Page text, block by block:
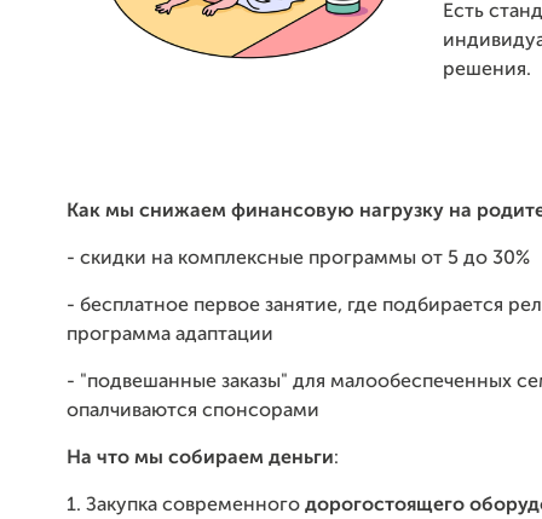
Есть
решения.
Как мы снижаем финансовую нагрузку на
- скидки на комплексные программы от 5 до 30%
- бесплатное первое занятие, где подбирается
программа адаптации
- "подвешанные заказы" для малообеспеченных
опалчиваются спонсорами
На что мы собираем деньги:
1. Закупка современного дорогостоящего